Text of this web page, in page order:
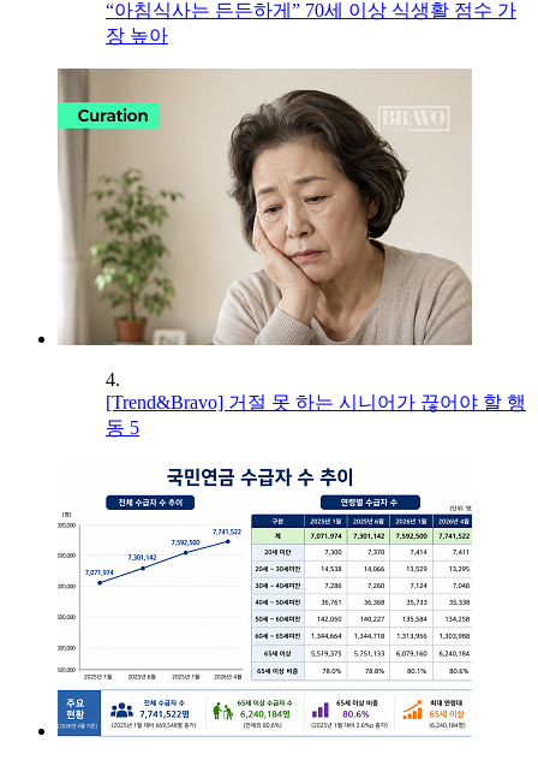
“아침식사는 든든하게” 70세 이상 식생활 점수 가
장 높아
4.
[Trend&Bravo] 거절 못 하는 시니어가 끊어야 할 행
동 5